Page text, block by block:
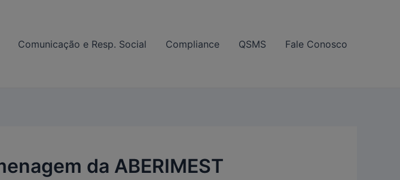
Comunicação e Resp. Social Compliance QSMS Fale Conosco
da ABERIMEST